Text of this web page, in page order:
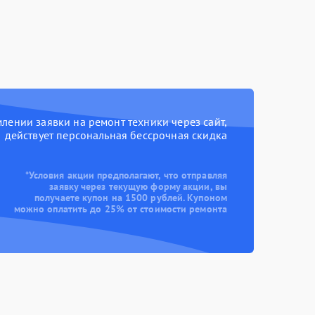
заявки на ремонт техники через сайт,
действует персональная бессрочная скидка
*Условия акции предполагают, что отправляя
заявку через текущую форму акции, вы
получаете купон на 1500 рублей. Купоном
можно оплатить до 25% от стоимости ремонта